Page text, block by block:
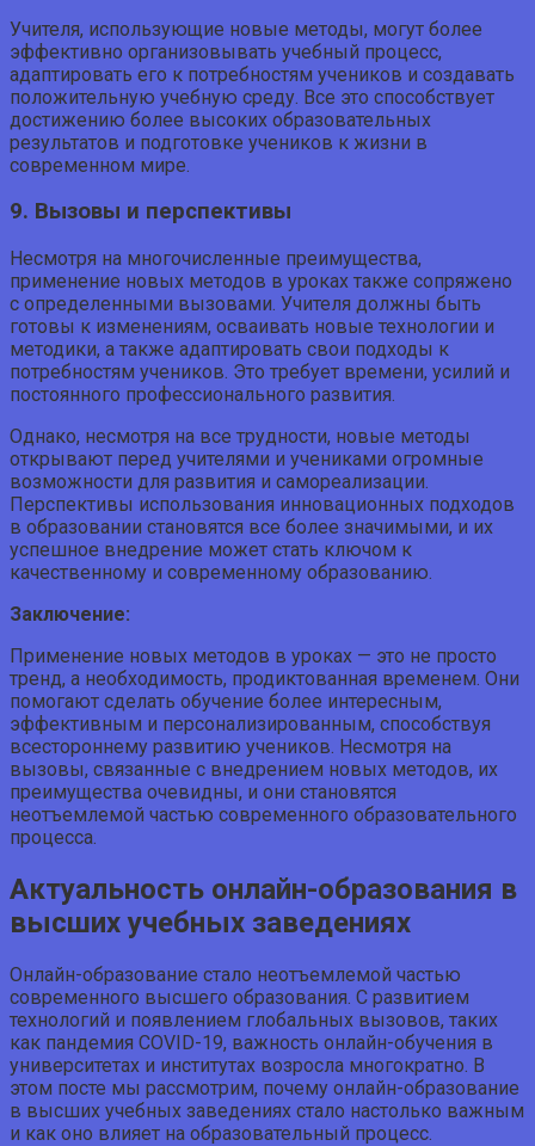
Учителя, использующие новые методы, могут более
эффективно организовывать учебный процесс,
адаптировать его к потребностям учеников и создавать
положительную учебную среду. Все это способствует
достижению более высоких образовательных
результатов и подготовке учеников к жизни в
современном мире.
9. Вызовы и перспективы
Несмотря на многочисленные преимущества,
применение новых методов в уроках также сопряжено
с определенными вызовами. Учителя должны быть
готовы к изменениям, осваивать новые технологии и
методики, а также адаптировать свои подходы к
потребностям учеников. Это требует времени, усилий и
постоянного профессионального развития.
Однако, несмотря на все трудности, новые методы
открывают перед учителями и учениками огромные
возможности для развития и самореализации.
Перспективы использования инновационных подходов
в образовании становятся все более значимыми, и их
успешное внедрение может стать ключом к
качественному и современному образованию.
Заключение:
Применение новых методов в уроках — это не просто
тренд, а необходимость, продиктованная временем. Они
помогают сделать обучение более интересным,
эффективным и персонализированным, способствуя
всестороннему развитию учеников. Несмотря на
вызовы, связанные с внедрением новых методов, их
преимущества очевидны, и они становятся
неотъемлемой частью современного образовательного
процесса.
Актуальность онлайн-образования в
высших учебных заведениях
Онлайн-образование стало неотъемлемой частью
современного высшего образования. С развитием
технологий и появлением глобальных вызовов, таких
как пандемия COVID-19, важность онлайн-обучения в
университетах и институтах возросла многократно. В
этом посте мы рассмотрим, почему онлайн-образование
в высших учебных заведениях стало настолько важным
и как оно влияет на образовательный процесс.